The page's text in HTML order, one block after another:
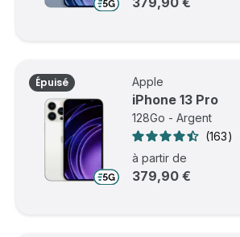
Épuisé Apple
iPhone 13 Pro
128Go - Argent
163
à partir de
379,90 €